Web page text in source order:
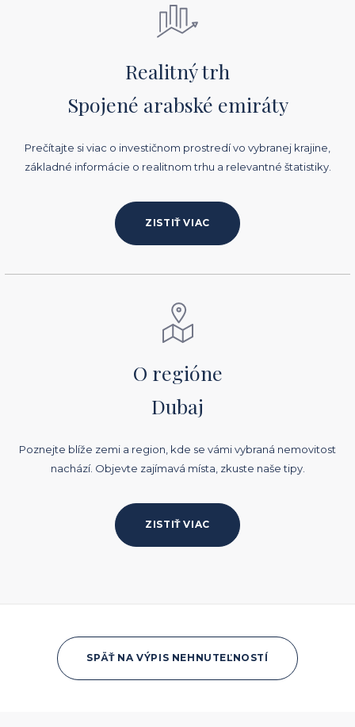
Realitný trh
Spojené arabské emiráty
Prečítajte si viac o investičnom prostredí vo vybranej krajine,
základné informácie o realitnom trhu a relevantné štatistiky.
ZISTIŤ VIAC
O regióne
Dubaj
Poznejte blíže zemi a region, kde se vámi vybraná nemovitost
nachází. Objevte zajímavá místa, zkuste naše tipy.
ZISTIŤ VIAC
SPÄŤ NA VÝPIS NEHNUTEĽNOSTÍ